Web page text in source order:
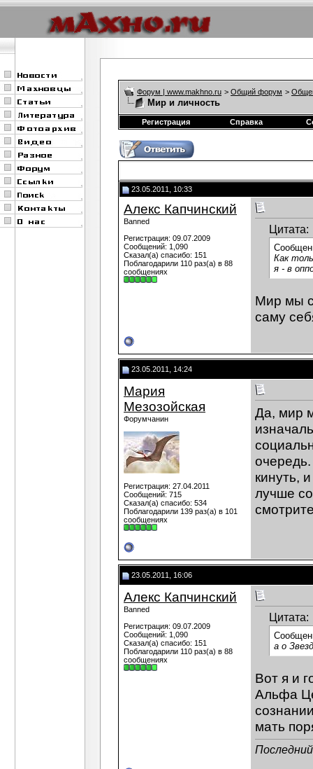
Форум | www.makhno.ru > Общий форум >
Мир и личность
Регистрация Справка
23.05.2011, 10:33
Алекс Капчинский
Banned
Регистрация: 09.07.2009
Сообщений: 1,090
Сказал(а) спасибо: 151
Поблагодарили 110 раз(а) в 88
сообщениях
Цитата:
Как
я - в
Мир мы
саму
23.05.2011, 14:24
Мария
Мезозойская
Форумчанин
Регистрация: 27.04.2011
Сообщений: 715
Сказал(а) спасибо: 534
Поблагодарили 139 раз(а) в 101
сообщениях
Да, мир
кинуть,
лучше
23.05.2011, 16:06
Алекс Капчинский
Banned
Регистрация: 09.07.2009
Сообщений: 1,090
Сказал(а) спасибо: 151
Поблагодарили 110 раз(а) в 88
сообщениях
Цитата:
а о
Вот я и
Альфа
мать